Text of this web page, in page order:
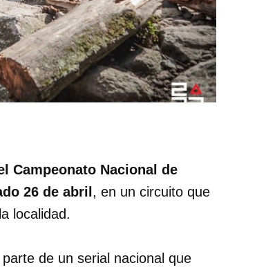
Campeonato Nacional de
26 de abril , en un circuito que
localidad.
de un serial nacional que